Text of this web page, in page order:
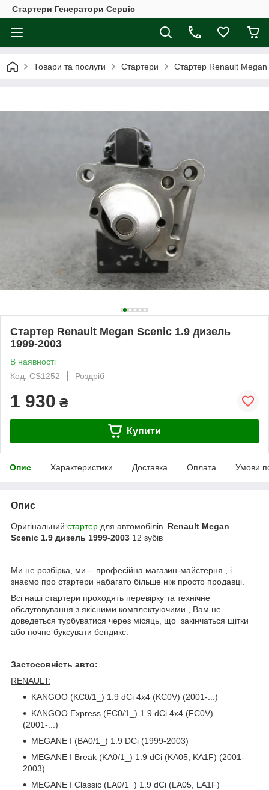
Стартери Генератори Сервіс
Товари та послуги Стартери Стартер Renault
Стартер Renault Megan Scenic 1.9 дизель
1999-2003
В наявності
Код: CS1252
Роздріб
1 930 ₴
Купити
Опис Характеристики Доставка Оплата Умови
Опис
Оригінальний стартер для автомобілів Renault Megan
Scenic 1.9 дизель 1999-2003 12 зубів
Ми не розбірка, ми - професійна магазин-майстерня , і
знаємо про стартери набагато більше ніж просто продавці.
Всі наші стартери проходять перевірку та технічне
обслуговування з якісними комплектуючими , Вам не
доведеться турбуватися через місяць, що закінчаться щітки
або почне буксувати бендикс.
Застосовність авто:
RENAULT:
KANGOO (KC0/1_) 1.9 dCi 4x4 (KC0V) (2001-...)
KANGOO Express (FC0/1_) 1.9 dCi 4x4 (FC0V)
(2001-...)
MEGANE I (BA0/1_) 1.9 DCi (1999-2003)
MEGANE I Break (KA0/1_) 1.9 dCi (KA05, KA1F) (2001-
2003)
MEGANE I Classic (LA0/1_) 1.9 dCi (LA05, LA1F)